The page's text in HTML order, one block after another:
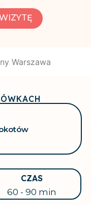
Warszawa
CZAS
60 - 90 min